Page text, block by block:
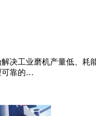
决工业磨机产量低、
可靠的…